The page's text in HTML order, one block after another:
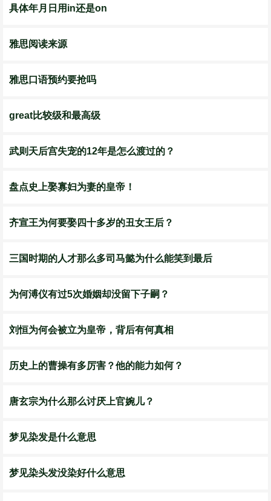
具体年月日用in还是on
雅思阅读来源
雅思口语预约要抢吗
great比较级和最高级
武则天后宫失宠的12年是怎么渡过的？
盘点史上娶寡妇为妻的皇帝！
齐宣王为何要娶四十多岁的丑女王后？
三国时期的人才那么多司马懿为什么能笑到最后
为何溥仪有过5次婚姻却没留下子嗣？
刘恒为何会被立为皇帝，背后有何真相
历史上的曹操有多厉害？他的能力如何？
唐玄宗为什么那么讨厌上官婉儿？
梦见染发是什么意思
梦见染头发没染好什么意思